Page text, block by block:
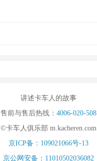
讲述卡车人的故事
售前与售后热线： 4006-020-508
©卡车人俱乐部 m.kacheren.com
京ICP备：109021066号-13
京公网安备：11010502036082